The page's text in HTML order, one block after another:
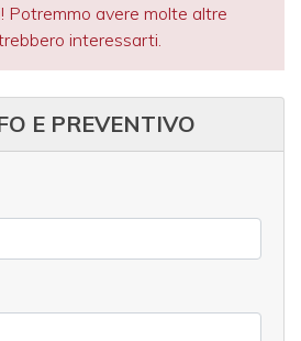
Potremmo avere molte altre
interessarti.
E PREVENTIVO